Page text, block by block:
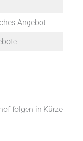
Angebot
folgen in Kürze